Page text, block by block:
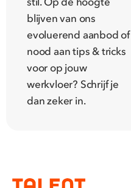
stil. Op de hoogte
blijven van ons
evoluerend aanbod of
nood aan tips & tricks
voor op jouw
werkvloer? Schrijf je
dan zeker in.